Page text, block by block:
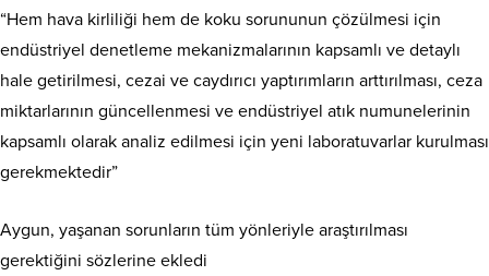
“Hem hava kirliliği hem de koku sorununun çözülmesi için
endüstriyel denetleme mekanizmalarının kapsamlı ve detaylı
hale getirilmesi, cezai ve caydırıcı yaptırımların arttırılması, ceza
miktarlarının güncellenmesi ve endüstriyel atık numunelerinin
kapsamlı olarak analiz edilmesi için yeni laboratuvarlar kurulması
gerekmektedir”
Aygun, yaşanan sorunların tüm yönleriyle araştırılması
gerektiğini sözlerine ekledi